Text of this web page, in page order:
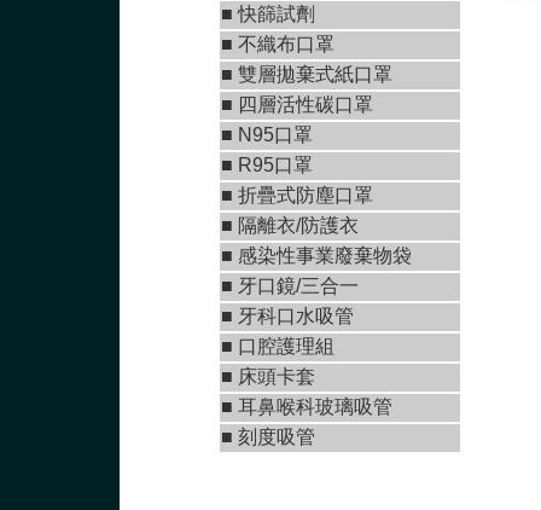
■ 快篩試劑
■ 不織布口罩
■ 雙層拋棄式紙口罩
■ 四層活性碳口罩
■ N95口罩
■ R95口罩
■ 折疊式防塵口罩
■ 隔離衣/防護衣
■ 感染性事業廢棄物袋
■ 牙口鏡/三合一
■ 牙科口水吸管
■ 口腔護理組
■ 床頭卡套
■ 耳鼻喉科玻璃吸管
■ 刻度吸管